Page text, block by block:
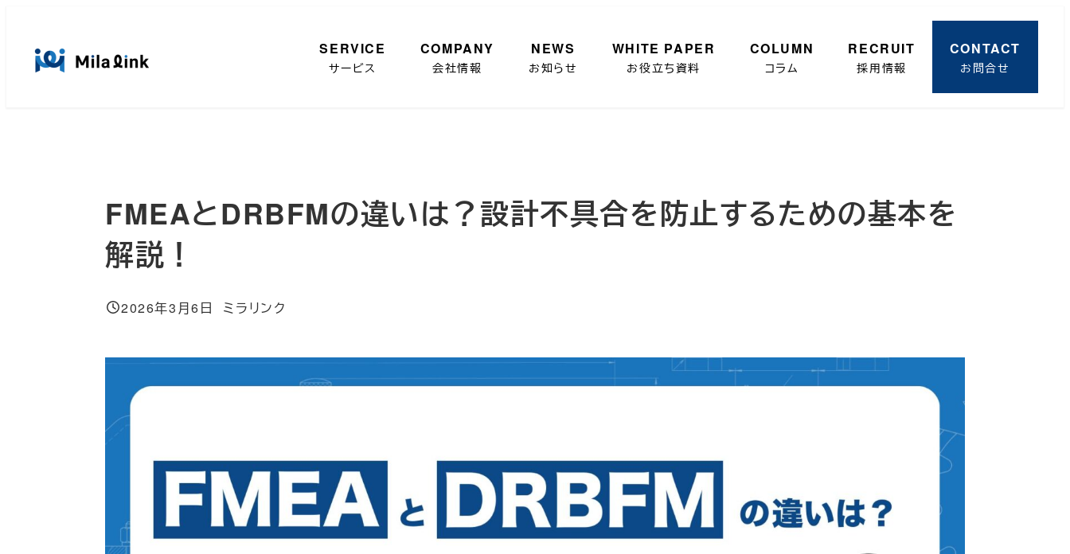
SERVICE
サービス
COMPANY
会社情報
NEWS
お知らせ
WHITE PAPER
お役立ち資料
COLUMN
コラム
RECRUIT
採用情報
CONTACT
お問合せ
FMEAとDRBFMの違いは？設計不具合を防止するための基本を
解説！
投稿日
2026年3月6日
著
ミラリンク